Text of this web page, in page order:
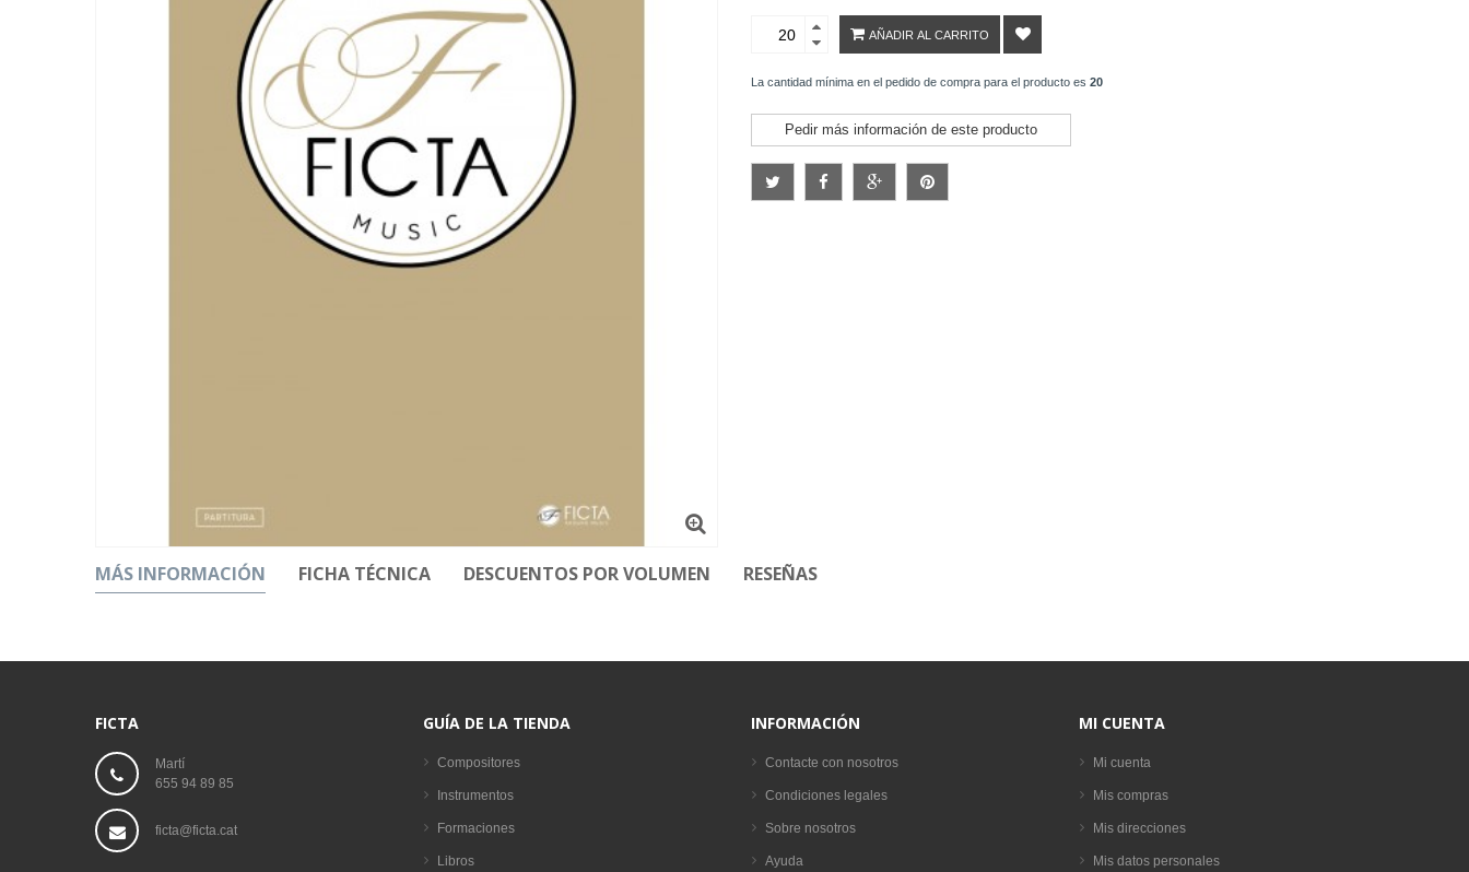
AÑADIR AL CARRITO
La cantidad mínima en el pedido de compra para el producto es 20
Pedir más información de este producto
MÁS INFORMACIÓN FICHA TÉCNICA DESCUENTOS POR VOLUMEN RESEÑAS
FICTA
Martí
655 94 89 85
ficta@ficta.cat
GUÍA DE LA TIENDA
Compositores
Instrumentos
Formaciones
Libros
INFORMACIÓN
Contacte con nosotros
Condiciones legales
Sobre nosotros
Ayuda
MI CUENTA
Mi cuenta
Mis compras
Mis direcciones
Mis datos personales